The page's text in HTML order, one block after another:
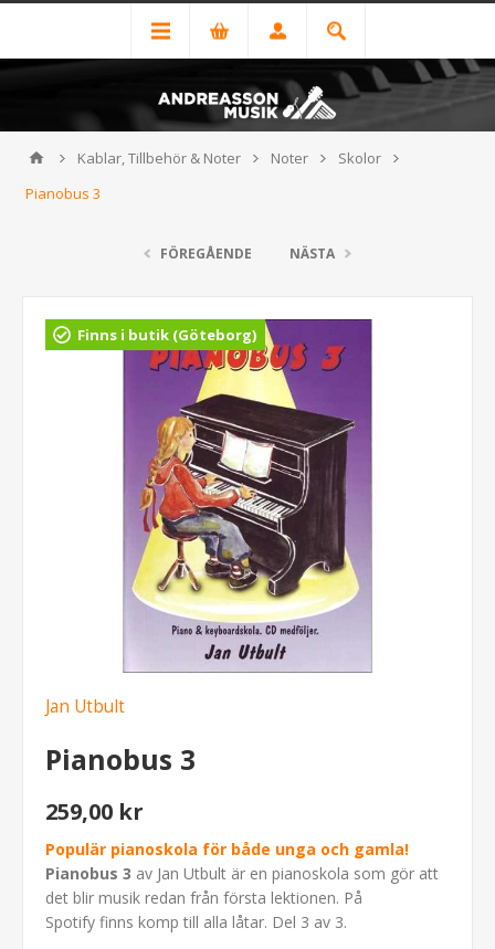
Kablar, Tillbehör & Noter Noter
Skolor
Pianobus 3
FÖREGÅENDE NÄSTA
Finns i butik (Göteborg)
Jan Utbult
Pianobus 3
259,00 kr
Populär pianoskola för både unga och gamla!
Pianobus 3 av Jan Utbult är en pianoskola som gör att
det blir musik redan från första lektionen. På
Spotify finns komp till alla låtar. Del 3 av 3.